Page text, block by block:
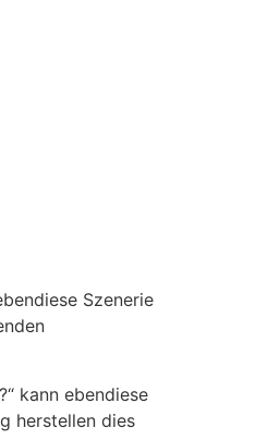
Szenerie
kann ebendiese
herstellen dies